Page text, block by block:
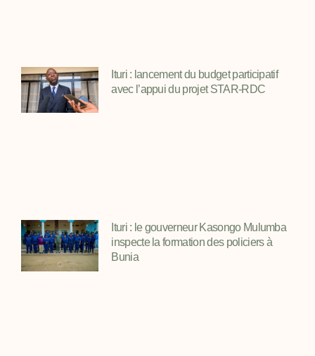
Ituri : lancement du budget participatif
avec l’appui du projet STAR-RDC
Ituri : le gouverneur Kasongo Mulumba
inspecte la formation des policiers à
Bunia